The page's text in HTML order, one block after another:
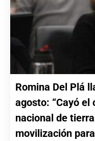
Romina Del Plá
agosto: “Cayó el
nacional de
movilización